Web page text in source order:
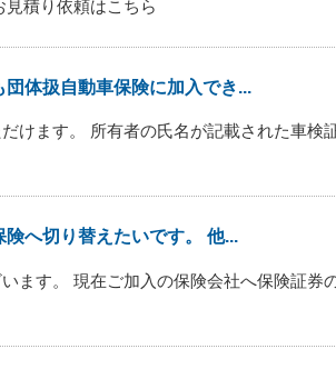
積り依頼はこちら
団体扱自動車保険に加入でき...
けます。 所有者の氏名が記載された車検
険へ切り替えたいです。 他...
ます。 現在ご加入の保険会社へ保険証券